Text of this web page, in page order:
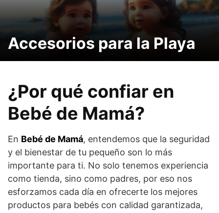
Accesorios para la Playa
¿Por qué confiar en
Bebé de Mamá?
En Bebé de Mamá, entendemos que la seguridad
y el bienestar de tu pequeño son lo más
importante para ti. No solo tenemos experiencia
como tienda, sino como padres, por eso nos
esforzamos cada día en ofrecerte los mejores
productos para bebés con calidad garantizada,